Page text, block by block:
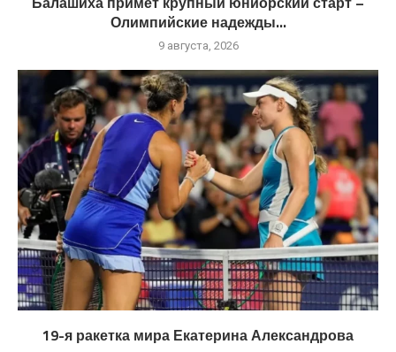
Олимпийские надежды...
9 августа, 2026
19-я ракетка мира Екатерина Александрова